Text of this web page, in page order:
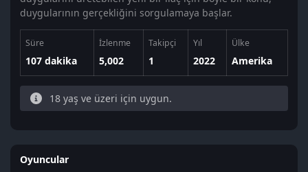
duygularının gerçekliğini sorgulamaya başlar.
Süre
107 dakika
İzlenme
5,002
Takipçi
1
Yıl
2022
Ülke
Amerika
18 yaş ve üzeri için uygun.
Oyuncular